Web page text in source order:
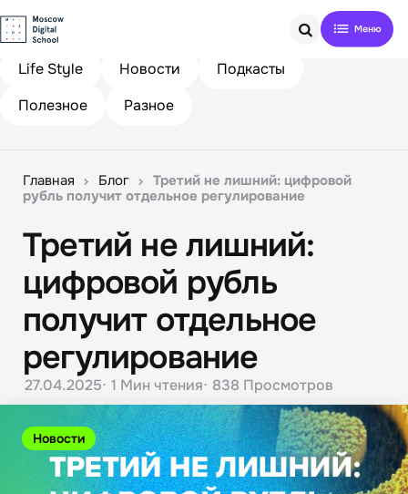
Search
Life Style
Новости
Подкасты
Полезное
Разное
Главная Блог
Третий не лишний: цифровой
рубль получит отдельное регулирование
Новости
Третий не лишний:
цифровой рубль
получит отдельное
регулирование
27.04.2025 1 Мин чтения 838 Просмотров